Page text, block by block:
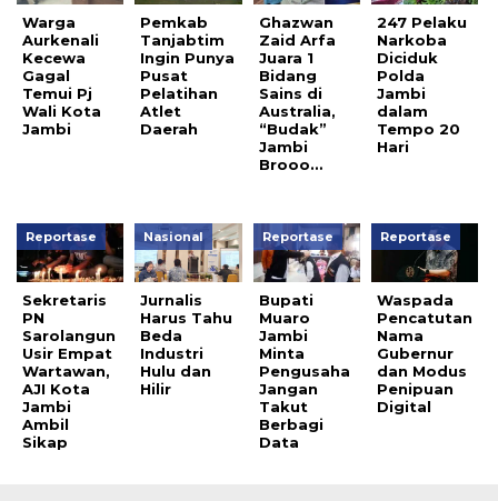
Warga
Aurkenali
Kecewa
Gagal
Temui Pj
Wali Kota
Jambi
Pemkab
Tanjabtim
Ingin Punya
Pusat
Pelatihan
Atlet
Daerah
Ghazwan
Zaid Arfa
Juara 1
Bidang
Sains di
Australia,
“Budak”
Jambi
Brooo…
247 Pelaku
Narkoba
Diciduk
Polda
Jambi
dalam
Tempo 20
Hari
Reportase
Sekretaris
PN
Sarolangun
Usir Empat
Wartawan,
AJI Kota
Jambi
Ambil
Sikap
Nasional
Jurnalis
Harus Tahu
Beda
Industri
Hulu dan
Hilir
Reportase
Bupati
Muaro
Jambi
Minta
Pengusaha
Jangan
Takut
Berbagi
Data
Reportase
Waspada
Pencatutan
Nama
Gubernur
dan Modus
Penipuan
Digital